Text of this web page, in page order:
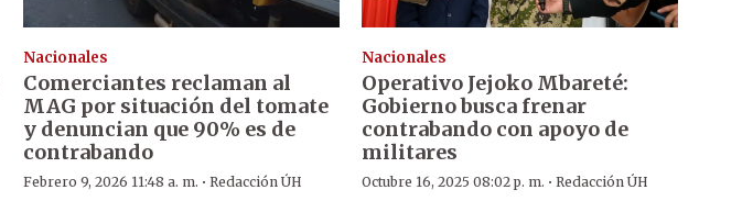
Nacionales
Comerciantes reclaman al
MAG por situación del tomate
y denuncian que 90% es de
contrabando
Febrero 9, 2026 11:48 a. m. · Redacción ÚH
Nacionales
Operativo Jejoko Mbareté:
Gobierno busca frenar
contrabando con apoyo de
militares
Octubre 16, 2025 08:02 p. m. · Redacción ÚH